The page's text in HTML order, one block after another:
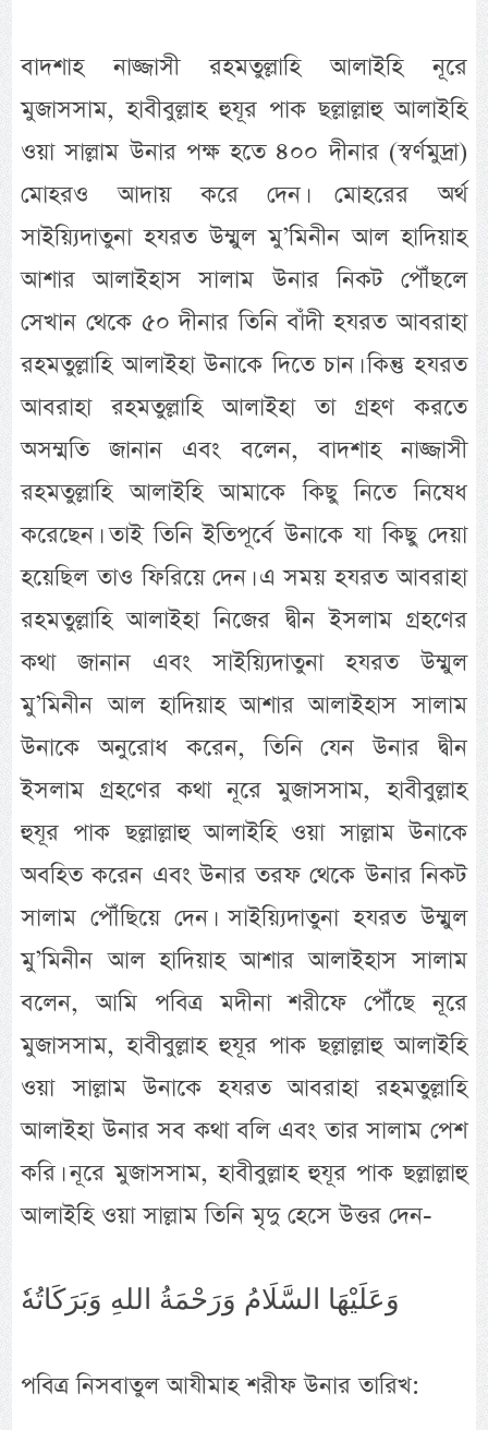
বাদশাহ নাজ্জাসী রহমতুল্লাহি আলাইহি নূরে
মুজাসসাম, হাবীবুল্লাহ হুযূর পাক ছল্লাল্লাহু আলাইহি
ওয়া সাল্লাম উনার পক্ষ হতে ৪০০ দীনার (স্বর্ণমুদ্রা)
মোহরও আদায় করে দেন। মোহরের অর্থ
সাইয়্যিদাতুনা হযরত উম্মুল মু’মিনীন আল হাদিয়াহ
আশার আলাইহাস সালাম উনার নিকট পৌঁছলে
সেখান থেকে ৫০ দীনার তিনি বাঁদী হযরত আবরাহা
রহমতুল্লাহি আলাইহা উনাকে দিতে চান। কিন্তু হযরত
আবরাহা রহমতুল্লাহি আলাইহা তা গ্রহণ করতে
অসম্মতি জানান এবং বলেন, বাদশাহ নাজ্জাসী
রহমতুল্লাহি আলাইহি আমাকে কিছু নিতে নিষেধ
করেছেন। তাই তিনি ইতিপূর্বে উনাকে যা কিছু দেয়া
হয়েছিল তাও ফিরিয়ে দেন। এ সময় হযরত আবরাহা
রহমতুল্লাহি আলাইহা নিজের দ্বীন ইসলাম গ্রহণের
কথা জানান এবং সাইয়্যিদাতুনা হযরত উম্মুল
মু’মিনীন আল হাদিয়াহ আশার আলাইহাস সালাম
উনাকে অনুরোধ করেন, তিনি যেন উনার দ্বীন
ইসলাম গ্রহণের কথা নূরে মুজাসসাম, হাবীবুল্লাহ
হুযূর পাক ছল্লাল্লাহু আলাইহি ওয়া সাল্লাম উনাকে
অবহিত করেন এবং উনার তরফ থেকে উনার নিকট
সালাম পৌঁছিয়ে দেন। সাইয়্যিদাতুনা হযরত উম্মুল
মু’মিনীন আল হাদিয়াহ আশার আলাইহাস সালাম
বলেন, আমি পবিত্র মদীনা শরীফে পৌঁছে নূরে
মুজাসসাম, হাবীবুল্লাহ হুযূর পাক ছল্লাল্লাহু আলাইহি
ওয়া সাল্লাম উনাকে হযরত আবরাহা রহমতুল্লাহি
আলাইহা উনার সব কথা বলি এবং তার সালাম পেশ
করি। নূরে মুজাসসাম, হাবীবুল্লাহ হুযূর পাক ছল্লাল্লাহু
আলাইহি ওয়া সাল্লাম তিনি মৃদু হেসে উত্তর দেন-
وَعَلَيْهَا السَّلَامُ وَرَحْمَةُ اللهِ وَبَرَكَاتُهٗ
পবিত্র নিসবাতুল আযীমাহ শরীফ উনার তারিখ: